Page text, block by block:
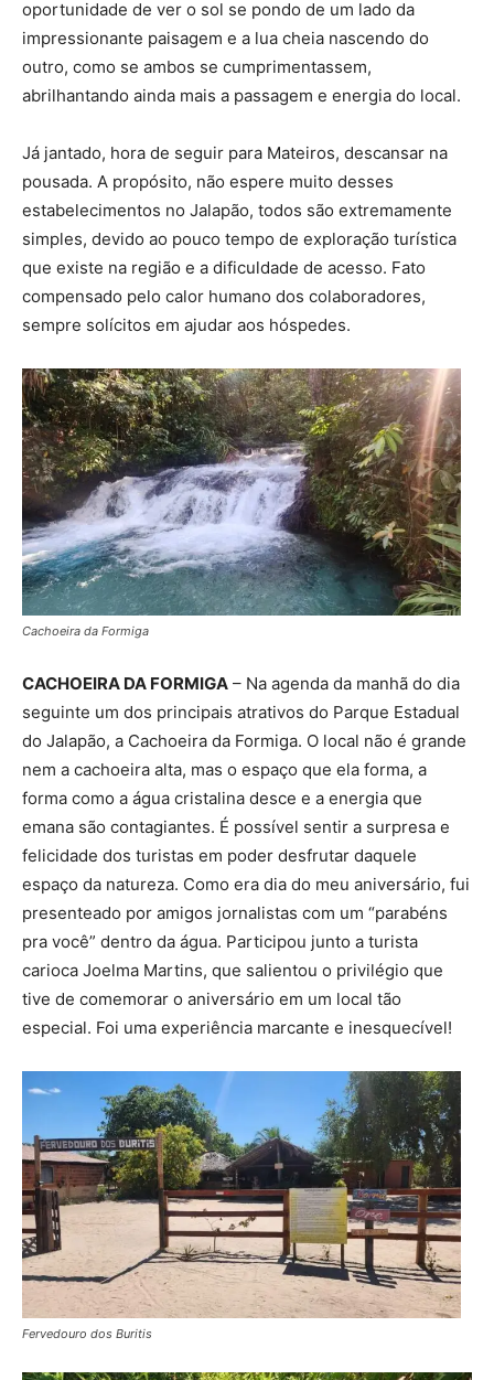
oportunidade de ver o sol se pondo de um lado da
impressionante paisagem e a lua cheia nascendo do
outro, como se ambos se cumprimentassem,
abrilhantando ainda mais a passagem e energia do local.
Já jantado, hora de seguir para Mateiros, descansar na
pousada. A propósito, não espere muito desses
estabelecimentos no Jalapão, todos são extremamente
simples, devido ao pouco tempo de exploração turística
que existe na região e a dificuldade de acesso. Fato
compensado pelo calor humano dos colaboradores,
sempre solícitos em ajudar aos hóspedes.
Cachoeira da Formiga
CACHOEIRA DA FORMIGA – Na agenda da manhã do dia
seguinte um dos principais atrativos do Parque Estadual
do Jalapão, a Cachoeira da Formiga. O local não é grande
nem a cachoeira alta, mas o espaço que ela forma, a
forma como a água cristalina desce e a energia que
emana são contagiantes. É possível sentir a surpresa e
felicidade dos turistas em poder desfrutar daquele
espaço da natureza. Como era dia do meu aniversário, fui
presenteado por amigos jornalistas com um “parabéns
pra você” dentro da água. Participou junto a turista
carioca Joelma Martins, que salientou o privilégio que
tive de comemorar o aniversário em um local tão
especial. Foi uma experiência marcante e inesquecível!
Fervedouro dos Buritis